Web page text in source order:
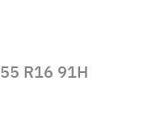
R16 91H